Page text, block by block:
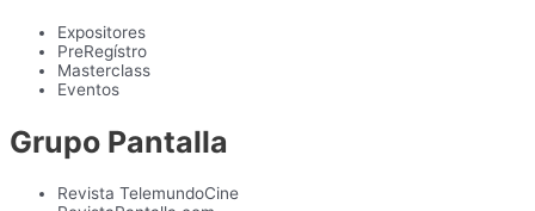
Expositores
PreRegístro
Masterclass
Eventos
Grupo Pantalla
Revista TelemundoCine